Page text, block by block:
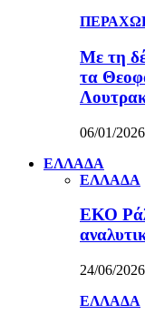
Με τη
τα
06/01/2026
ΕΛΛΑΔΑ
ΕΛΛΑΔΑ
ΕΚΟ
24/06/2026
ΕΛΛΑΔΑ